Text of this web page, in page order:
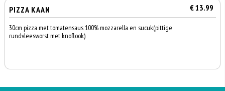
PIZZA KAAN € 13.99
30cm pizza met tomatensaus 100% mozzarella en sucuk(pittige
rundvleesworst met knoflook)